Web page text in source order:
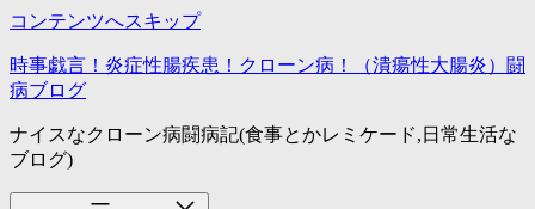
コンテンツへスキップ
時事戯言！炎症性腸疾患！クローン病！（潰瘍性大腸炎）闘
病ブログ
ナイスなクローン病闘病記(食事とかレミケード,日常生活な
ブログ)